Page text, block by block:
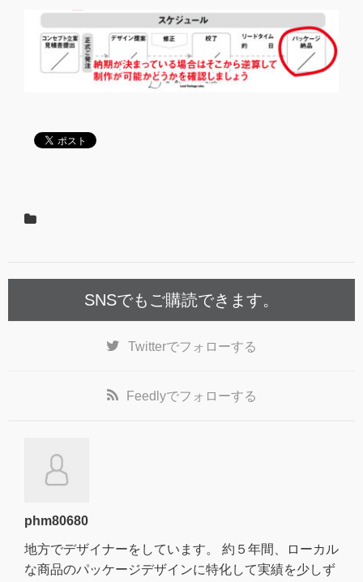
SNSでもご購読できます。
Twitterでフォローする
Feedlyでフォローする
phm80680
地方でデザイナーをしています。 約５年間、ローカル
な商品のパッケージデザインに特化して実績を少しず